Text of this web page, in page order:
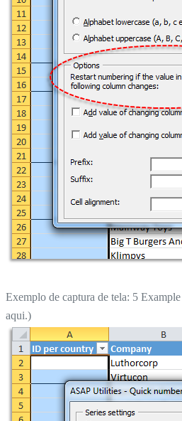
Exemplo de captura de tela: 5
aqui.)